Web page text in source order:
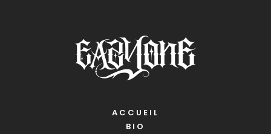
ACCUEIL
BIO